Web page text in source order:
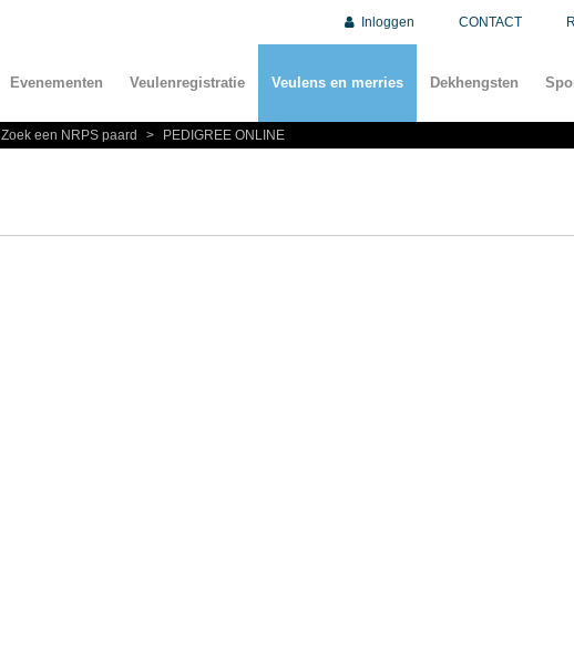
Inloggen CONTACT
Evenementen Veulenregistratie Veulens en merries Dekhengsten
Zoek een NRPS paard > PEDIGREE ONLINE